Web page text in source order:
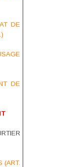
DE
DE
(ART.